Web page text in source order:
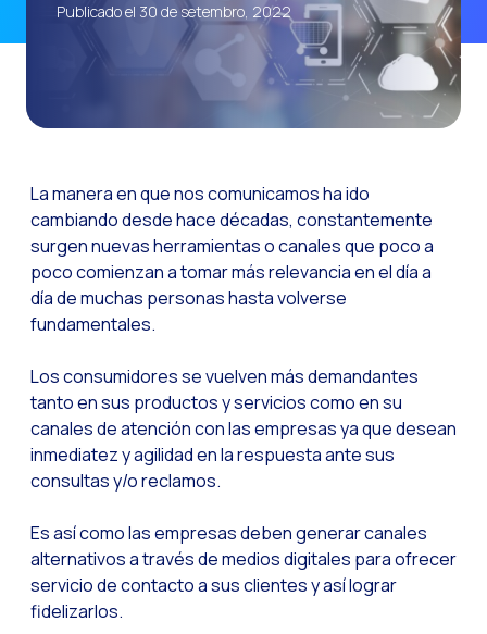
Como um sistema
Da Conversa à
Comércio
Funcionalidades-
Social CX: A chave
Automação: Como
Recarting: A
Segurança no
Atendimento ao
Publicado el 30 de setembro, 2022
La manera en que nos comunicamos ha ido
cambiando desde hace décadas, constantemente
surgen nuevas herramientas o canales que poco a
poco comienzan a tomar más relevancia en el día a
día de muchas personas hasta volverse
fundamentales.
Los consumidores se vuelven más demandantes
tanto en sus productos y servicios como en su
canales de atención con las empresas ya que desean
inmediatez y agilidad en la respuesta ante sus
consultas y/o reclamos.
Es así como las empresas deben generar canales
alternativos a través de medios digitales para ofrecer
servicio de contacto a sus clientes y así lograr
fidelizarlos.